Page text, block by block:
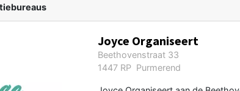
Joyce Organiseert
Beethovenstraat 33
1447 RP Purmerend